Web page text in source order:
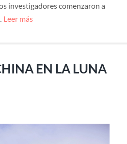
investigadores comenzaron a
Leer más
EN LA LUNA